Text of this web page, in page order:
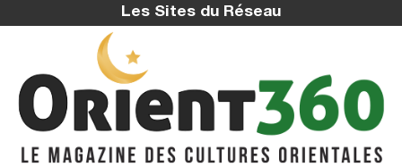
Les Sites du Réseau